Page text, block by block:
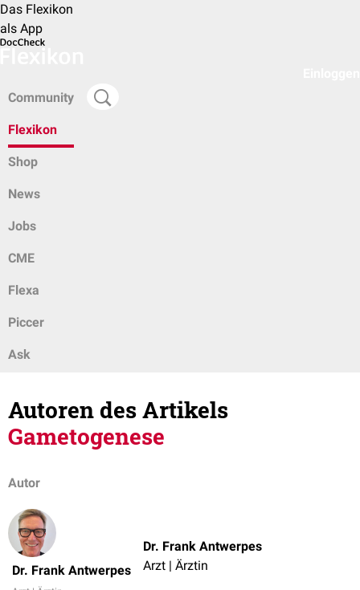
Das Flexikon
als App
Community
Flexikon
Shop
News
Jobs
CME
Flexa
Piccer
Ask
Autoren des Artikels
Gametogenese
Autor
Dr. Frank Antwerpes
Dr. Frank Antwerpes
Arzt | Ärztin